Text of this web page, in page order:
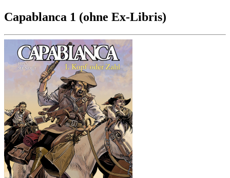
Capablanca 1 (ohne Ex-Libris)